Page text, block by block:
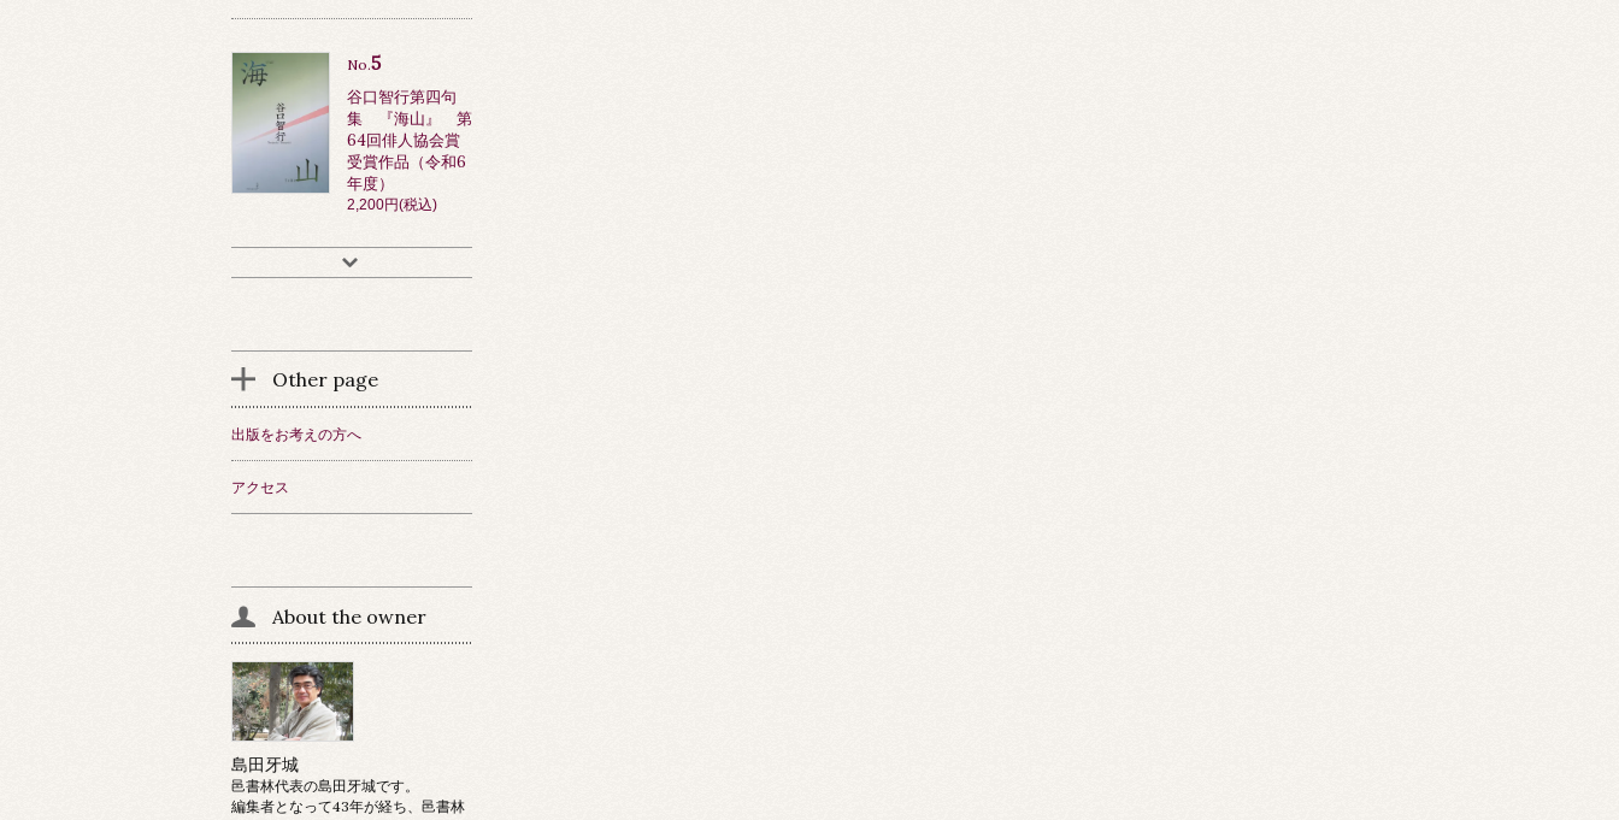
No.5
谷口智行第四句
集 『海山』 第
64回俳人協会賞
受賞作品（令和6
年度）
2,200円(税込)
Other page
出版をお考えの方へ
アクセス
About the owner
島田牙城
邑書林代表の島田牙城です。
編集者となって43年が経ち、邑書林